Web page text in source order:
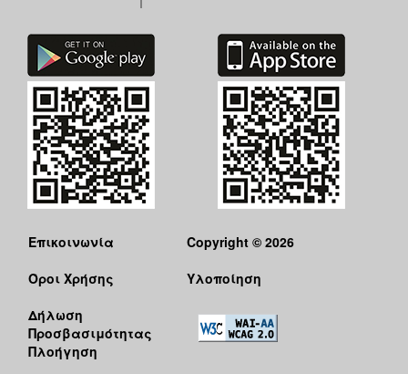
Επικοινωνία
Όροι Χρήσης
Δήλωση
Προσβασιμότητας
Πλοήγηση
Copyright © 2026
Υλοποίηση